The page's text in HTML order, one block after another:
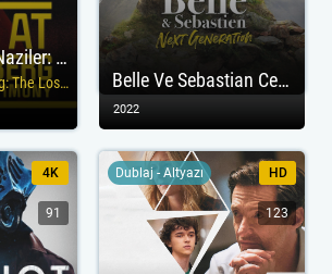
Nürnberg'deki Naziler: Kayıp Tanıklık izle
Nazis at Nuremberg: The Lost Testimony Belle Ve Sebastian Cesur Dostum
2022
4K
91
Dublaj - Altyazı HD
123